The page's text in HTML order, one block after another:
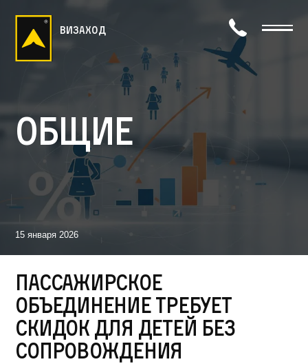
визаход
Общие
15 января 2026
Пассажирское
объединение требует
скидок для детей без
сопровождения